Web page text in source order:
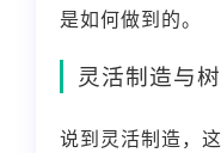
是如何做到的。
灵活制造与
说到灵活制造，